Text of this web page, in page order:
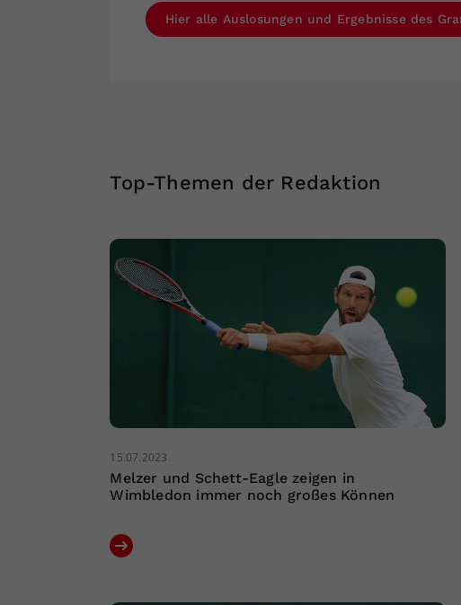
Hier alle Auslosungen und Ergebnisse des
Top-Themen der Redaktion
15.07.2023
Melzer und Schett-Eagle zeigen in
Wimbledon immer noch großes Können